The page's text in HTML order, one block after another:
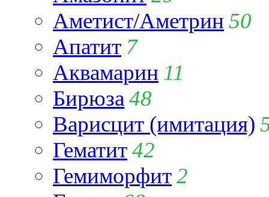
Аметист/Аметрин 50
Апатит 7
Аквамарин 11
Бирюза 48
Варисцит (имитация)
Гематит42
Гемиморфит2